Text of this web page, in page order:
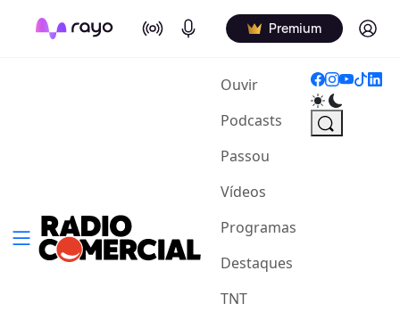
On Air Podcasts Premium Log in
Ouvir(current)
Podcasts
Passou
Vídeos
Programas
Destaques
TNT